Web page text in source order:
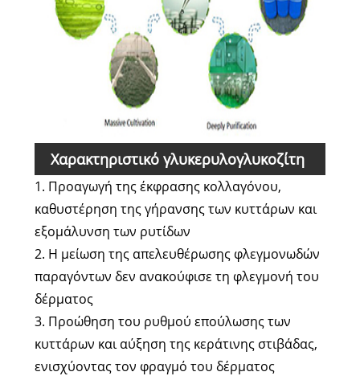
Χαρακτηριστικό γλυκερυλογλυκοζίτη
1. Προαγωγή της έκφρασης κολλαγόνου,
καθυστέρηση της γήρανσης των κυττάρων και
εξομάλυνση των ρυτίδων
2. Η μείωση της απελευθέρωσης φλεγμονωδών
παραγόντων δεν ανακούφισε τη φλεγμονή του
δέρματος
3. Προώθηση του ρυθμού επούλωσης των
κυττάρων και αύξηση της κεράτινης στιβάδας,
ενισχύοντας τον φραγμό του δέρματος